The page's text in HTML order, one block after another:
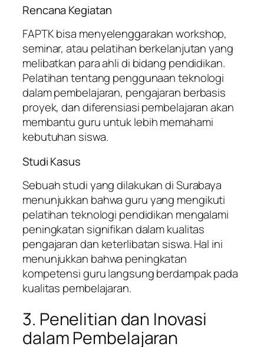
Rencana Kegiatan
FAPTK bisa menyelenggarakan workshop,
seminar, atau pelatihan berkelanjutan yang
melibatkan para ahli di bidang pendidikan.
Pelatihan tentang penggunaan teknologi
dalam pembelajaran, pengajaran berbasis
proyek, dan diferensiasi pembelajaran akan
membantu guru untuk lebih memahami
kebutuhan siswa.
Studi Kasus
Sebuah studi yang dilakukan di Surabaya
menunjukkan bahwa guru yang mengikuti
pelatihan teknologi pendidikan mengalami
peningkatan signifikan dalam kualitas
pengajaran dan keterlibatan siswa. Hal ini
menunjukkan bahwa peningkatan
kompetensi guru langsung berdampak pada
kualitas pembelajaran.
3. Penelitian dan Inovasi
dalam Pembelajaran